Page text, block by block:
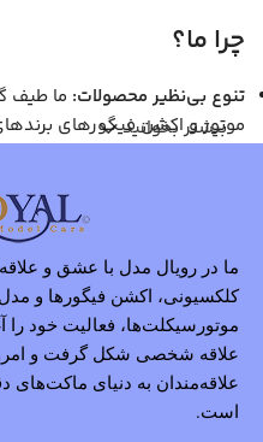
چرا ما؟
تنوع بی‌نظیر محصولات: ما طیف
موتور و اکشن فیگورهای
تمامی محصولات ما
شده‌اند و جزئیات دقیقی دارند
علاقه‌مندان جذاب می‌کند.
خرید آسان و مطمئن:با ارائه
امکان مقایسه محصولات، تجربه
برای مشتریان خود فراهم
پشتیبانی و مشاوره تخصصی:
به سوالات شماست تا بهترین
مأموریت ما
بیشتر بخوانید
ما در رویال مدل با عشق و
کلکسیونی، اکشن فیگورها و
موتورسیکلت‌ها، فعالیت خود را
علاقه شخصی شکل گرفت و
علاقه‌مندان به دنیای ماکت‌های
است.